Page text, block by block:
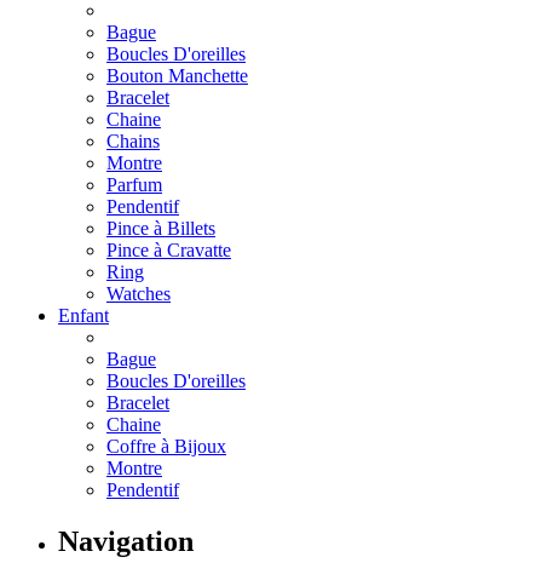
Bague
Boucles D'oreilles
Bouton Manchette
Bracelet
Chaine
Chains
Montre
Parfum
Pendentif
Pince à Billets
Pince à Cravatte
Ring
Watches
Enfant
Bague
Boucles D'oreilles
Bracelet
Chaine
Coffre à Bijoux
Montre
Pendentif
Navigation